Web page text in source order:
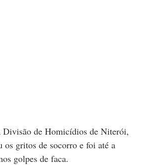
Divisão de Homicídios de Niterói,
gritos de socorro e foi até a
golpes de faca.